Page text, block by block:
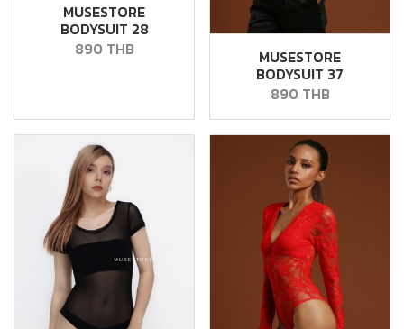
MUSESTORE
BODYSUIT 28
890 THB
MUSESTORE
BODYSUIT 37
890 THB